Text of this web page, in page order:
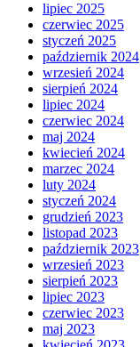
lipiec 2025
czerwiec 2025
styczeń 2025
październik 2024
wrzesień 2024
sierpień 2024
lipiec 2024
czerwiec 2024
maj 2024
kwiecień 2024
marzec 2024
luty 2024
styczeń 2024
grudzień 2023
listopad 2023
październik 2023
wrzesień 2023
sierpień 2023
lipiec 2023
czerwiec 2023
maj 2023